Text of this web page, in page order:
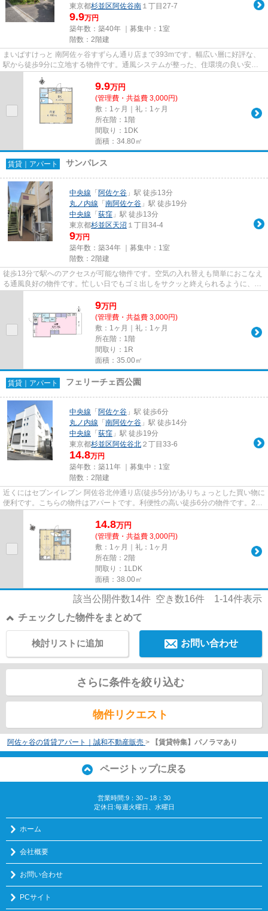
東京都杉並区阿佐谷南 １丁目27-7
9.9万円
築年数：築40年 ｜募集中： 1室
階数：2階建
まいばすけっと 南阿佐ヶ谷すずらん通り店まで393mです。幅広い層に好評な、
駅から徒歩9分に立地する物件です。通風システムが整った、住環境の良い安心
9.9万円
(管理費・共益費 3,000円)
敷：1ヶ月｜礼：1ヶ月
所在階：1階
間取り：1DK
面積：34.80㎡
賃貸｜アパート サンパレス
中央線 「 阿佐ケ谷 」駅 徒歩13分
丸ノ内線 「 南阿佐ケ谷 」駅 徒歩19分
中央線 「 荻窪 」駅 徒歩13分
東京都杉並区天沼 １丁目34-4
9万円
築年数：築34年 ｜募集中： 1室
階数：2階建
徒歩13分で駅へのアクセスが可能な物件です。空気の入れ替えも簡単におこなえ
る通風良好の物件です。忙しい日でもゴミ出しをサクッと終えられるように、敷
9万円
(管理費・共益費 3,000円)
敷：1ヶ月｜礼：1ヶ月
所在階：1階
間取り：1R
面積：35.00㎡
賃貸｜アパート フェリーチェ西公園
中央線 「 阿佐ケ谷 」駅 徒歩6分
丸ノ内線 「 南阿佐ケ谷 」駅 徒歩14分
中央線 「 荻窪 」駅 徒歩19分
東京都杉並区阿佐谷北 ２丁目33-6
14.8万円
築年数：築11年 ｜募集中： 1室
階数：2階建
近くにはセブンイレブン 阿佐谷北仲通り店(徒歩5分)がありちょっとした買い物に
便利です。こちらの物件はアパートです。利便性の高い徒歩6分の物件です。2駅
14.8万円
(管理費・共益費 3,000円)
敷：1ヶ月｜礼：1ヶ月
所在階：2階
間取り：1LDK
面積：38.00㎡
該当公開件数14件 空き数16件 1-14件表示
チェックした物件をまとめて
お問い合わせ
検討リストに追加
さらに条件を絞り込む
物件リクエスト
阿佐ヶ谷の賃貸アパート｜誠和不動産販売 > 【賃貸特集】パノラマあり
ページトップに戻る
営業時間:9：30～18：30
定休日:毎週火曜日、水曜日
ホーム
会社概要
お問い合わせ
PCサイト